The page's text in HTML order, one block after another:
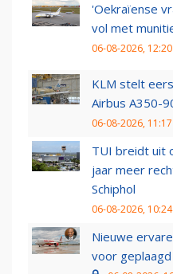
'Oekraïense
vol met
06-08-2026, 12:20
KLM stelt
Airbus A350-
06-08-2026, 11:17
TUI breidt uit
jaar meer
Schiphol
06-08-2026, 10:24
Nieuwe
voor geplaagd